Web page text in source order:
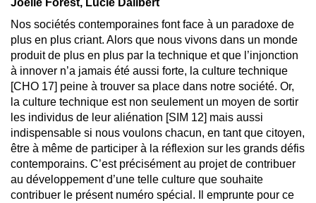
Joëlle Forest, Lucie Dalibert
Nos sociétés contemporaines font face à un paradoxe de
plus en plus criant. Alors que nous vivons dans un monde
produit de plus en plus par la technique et que l’injonction
à innover n’a jamais été aussi forte, la culture technique
[CHO 17] peine à trouver sa place dans notre société. Or,
la culture technique est non seulement un moyen de sortir
les individus de leur aliénation [SIM 12] mais aussi
indispensable si nous voulons chacun, en tant que citoyen,
être à même de participer à la réflexion sur les grands défis
contemporains. C’est précisément au projet de contribuer
au développement d’une telle culture que souhaite
contribuer le présent numéro spécial. Il emprunte pour ce